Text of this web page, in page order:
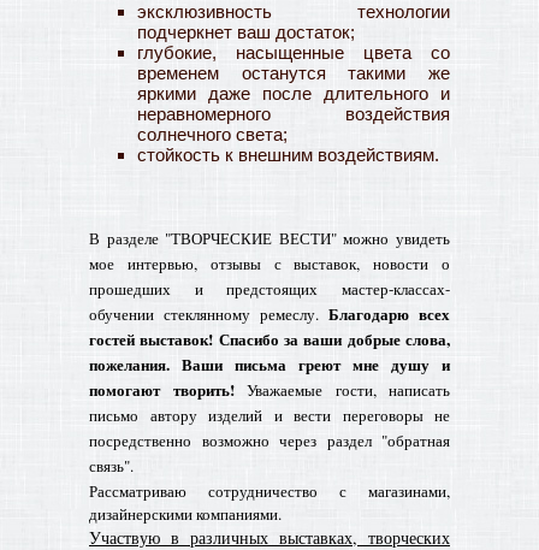
эксклюзивность технологии
подчеркнет ваш достаток;
глубокие, насыщенные цвета со
временем останутся такими же
яркими даже после длительного и
неравномерного воздействия
солнечного света;
стойкость к внешним воздействиям.
В разделе "ТВОРЧЕСКИЕ ВЕСТИ" можно увидеть
мое интервью, отзывы с выставок, новости о
прошедших и предстоящих мастер-классах-
обучении стеклянному ремеслу. Благодарю всех
гостей выставок! Спасибо за ваши добрые слова,
пожелания. Ваши письма греют мне душу и
помогают творить!Уважаемые гости, написать
письмо автору изделий и вести переговоры не
посредственно возможно через раздел "обратная
связь".
Рассматриваю сотрудничество с магазинами,
дизайнерскими компаниями.
Участвую в различных выставках, творческих